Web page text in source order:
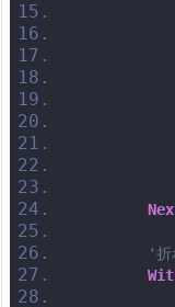
'折